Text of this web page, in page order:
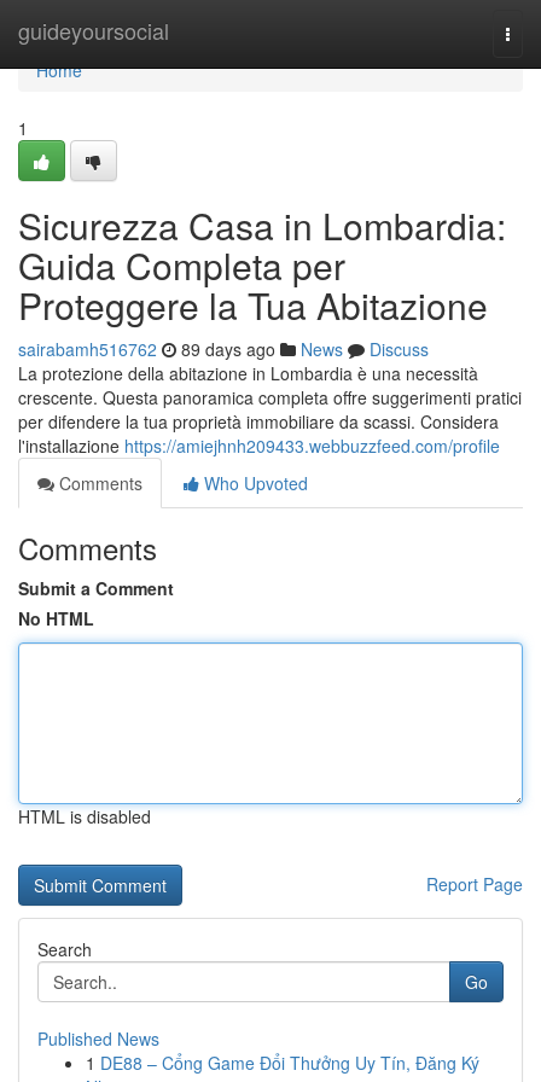
guideyoursocial
Home
Home
1
Sicurezza Casa in Lombardia:
Guida Completa per
Proteggere la Tua Abitazione
sairabamh516762 89 days ago News
Discuss
La protezione della abitazione in Lombardia è una necessità
crescente. Questa panoramica completa offre suggerimenti pratici
per difendere la tua proprietà immobiliare da scassi. Considera
l'installazione https://amiejhnh209433.webbuzzfeed.com/profile
Comments
Who Upvoted
Comments
Submit a Comment
No HTML
HTML is disabled
Report Page
Search
Go
Published News
1 DE88 – Cổng Game Đổi Thưởng Uy Tín, Đăng Ký